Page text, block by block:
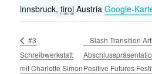
innsbruck, tirol Austria Google-
#3
Schreibwerkstatt
mit Charlotte Simon
Slash Transition
Positive Futures